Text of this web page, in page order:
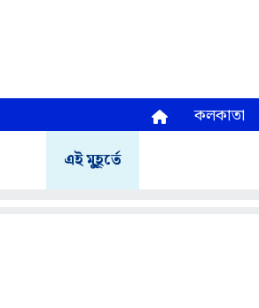
কলকাতা
এই মুহূর্তে